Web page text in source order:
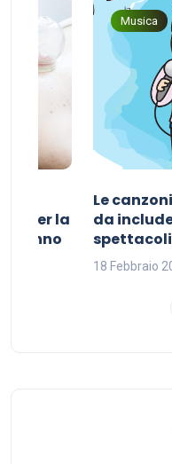
per la
sonno
Musica
Le
da
spettacoli
18 Febbraio